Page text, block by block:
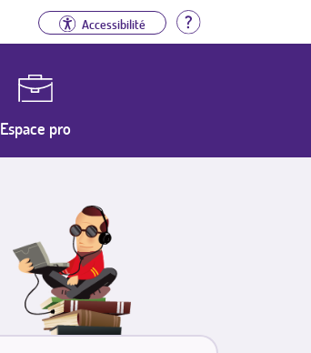
Accessibilité Aide
Espace pro